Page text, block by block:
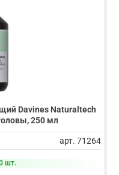
Davines Naturaltech
250 мл
арт. 71264
шт.